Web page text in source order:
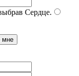
Сердце.